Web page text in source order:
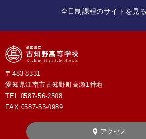
全日制課程のサイトを見る
〒483-8331
愛知県江南市古知野町高瀬1番地
TEL 0587-56-2508
FAX 0587-53-0989
アクセス